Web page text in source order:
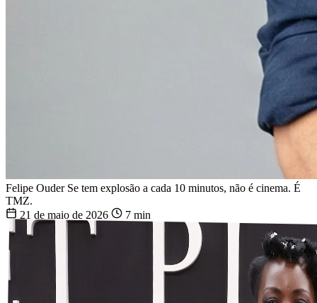
Felipe Ouder Se tem explosão a cada 10 minutos, não é cinema. É
TMZ.
21 de maio de 2026
7 min